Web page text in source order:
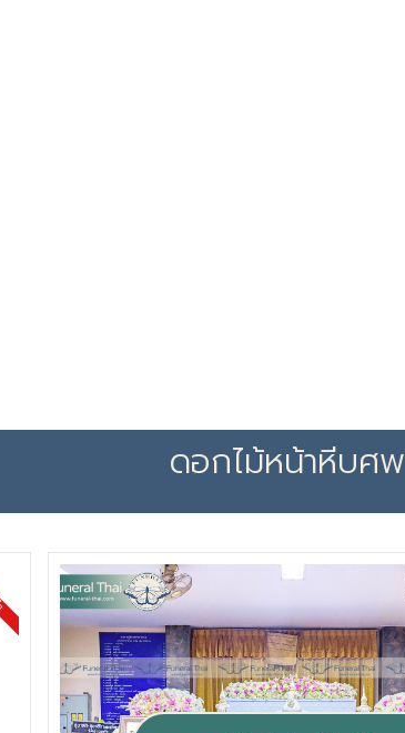
ดอกไม้หน้าหีบศพ